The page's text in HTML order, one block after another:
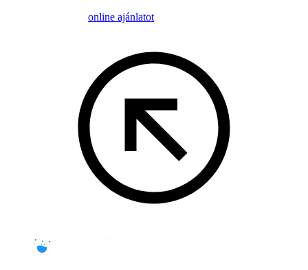
online ajánlatot